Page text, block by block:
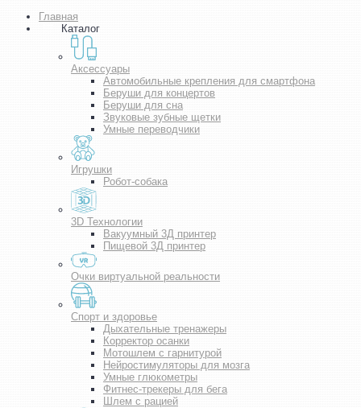
Главная
Каталог
Аксессуары
Автомобильные крепления для смартфона
Беруши для концертов
Беруши для сна
Звуковые зубные щетки
Умные переводчики
Игрушки
Робот-собака
3D Технологии
Вакуумный 3Д принтер
Пищевой 3Д принтер
Очки виртуальной реальности
Спорт и здоровье
Дыхательные тренажеры
Корректор осанки
Мотошлем с гарнитурой
Нейростимуляторы для мозга
Умные глюкометры
Фитнес-трекеры для бега
Шлем с рацией